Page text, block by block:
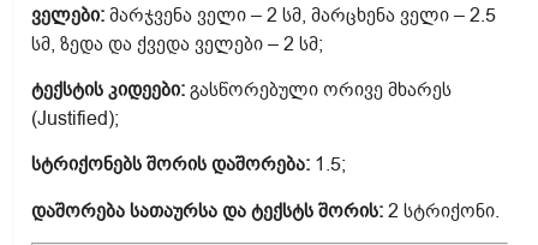
ველები:მარჯვენა ველი – 2 სმ, მარცხენა ველი – 2.5
სმ, ზედა და ქვედა ველები – 2 სმ;
ტექსტის კიდეები:გასწორებული ორივე მხარეს
(Justified);
სტრიქონებს შორის დაშორება: 1.5;
დაშორება სათაურსა და ტექსტს შორის:2 სტრიქონი.